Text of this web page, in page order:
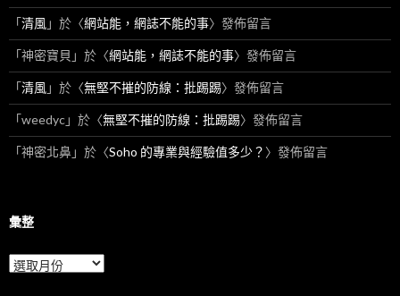
「清風 」於〈網站能，網誌不能的事〉發佈留言
「神密寶貝 」於〈網站能，網誌不能的事〉發佈留言
「清風 」於〈無堅不摧的防線：批踢踢〉發佈留言
「weedyc」於〈無堅不摧的防線：批踢踢〉發佈留言
「神密北鼻」於〈Soho 的專業與經驗值多少？ 〉發佈留言
彙整
彙
整